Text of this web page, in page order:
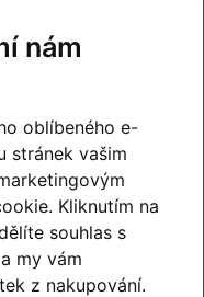
nám
oblíbeného e-
stránek vašim
Kliknutím na
souhlas s
my vám
z nakupování.